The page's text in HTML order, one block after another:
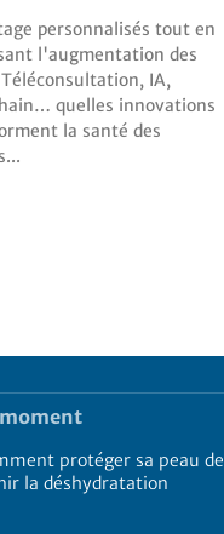
protéger sa peau de
la déshydratation